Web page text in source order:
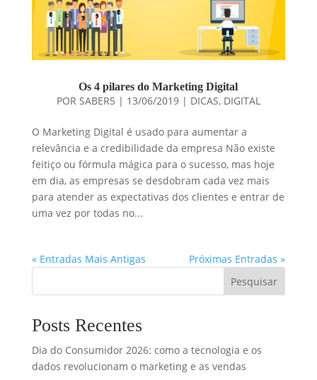
Os 4 pilares do Marketing Digital
POR SABER5 | 13/06/2019| DICAS, DIGITAL
O Marketing Digital é usado para aumentar a
relevância e a credibilidade da empresa Não existe
feitiço ou fórmula mágica para o sucesso, mas hoje
em dia, as empresas se desdobram cada vez mais
para atender as expectativas dos clientes e entrar de
uma vez por todas no...
« Entradas Mais Antigas
Próximas Entradas »
Pesquisar
Posts Recentes
Dia do Consumidor 2026: como a tecnologia e os
dados revolucionam o marketing e as vendas